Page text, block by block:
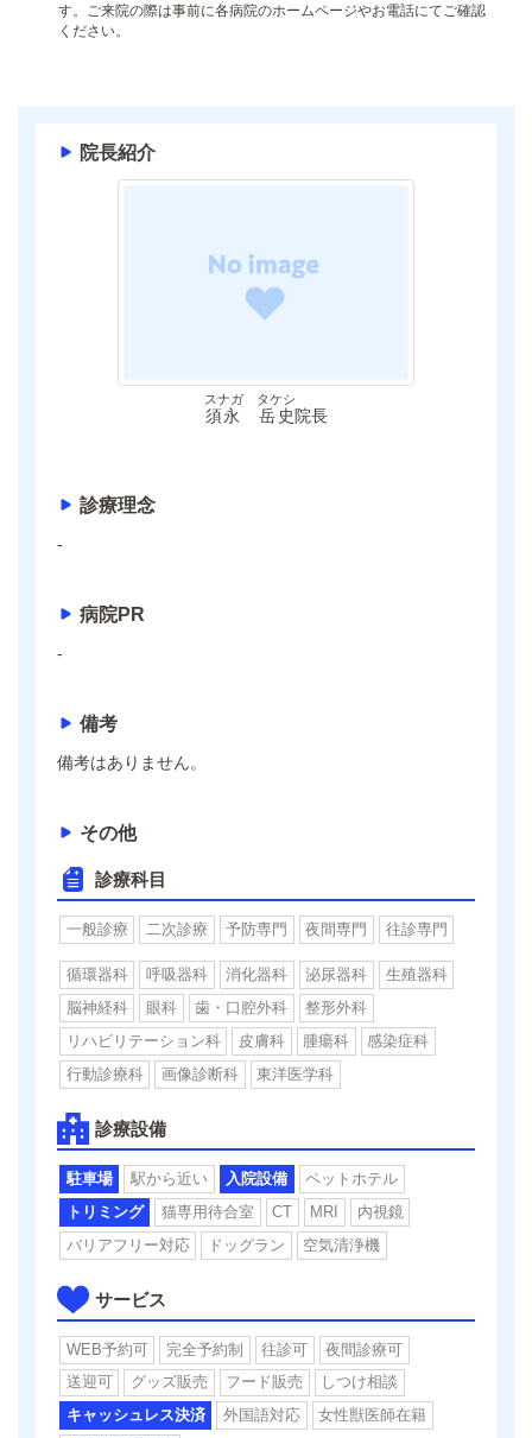
す。ご来院の際は事前に各病院のホームページやお電話にてご確認
ください。
院長紹介
須永 岳史
スナガ タケシ
院長
診療理念
-
病院PR
-
備考
備考はありません。
その他
診療科目
一般診療 二次診療 予防専門 夜間専門 往診専門
循環器科 呼吸器科 消化器科 泌尿器科
生殖器科
脳神経科
眼科 歯・口腔外科
整形外科
リハビリテーション科
皮膚科 腫瘍科
感染症科
行動診療科
画像診断科 東洋医学科
診療設備
駐車場 駅から近い 入院設備
ペットホテル
トリミング
猫専用待合室 CT MRI
内視鏡
バリアフリー対応
ドッグラン 空気清浄機
サービス
WEB予約可 完全予約制 往診可
夜間診療可
送迎可
グッズ販売 フード販売
しつけ相談
キャッシュレス決済
外国語対応
女性獣医師在籍